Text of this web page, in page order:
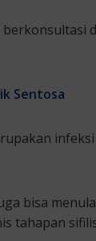
Sentosa
bisa
tahapan